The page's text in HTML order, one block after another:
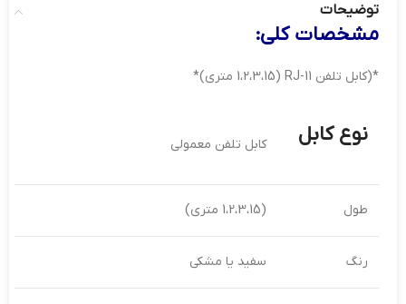
توضیحات
مشخصات کلی:
*(کابل تلفن RJ-11 (1،2،3،15 متری)*
نوع کابل کابل تلفن معمولی
طول (1،2،3،15 متری)
رنگ سفید یا مشکی